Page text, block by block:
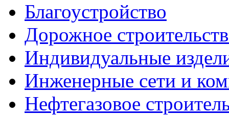
Благоустройство
Дорожное
Индивидуальные
Инженерные сети и
Нефтегазовое